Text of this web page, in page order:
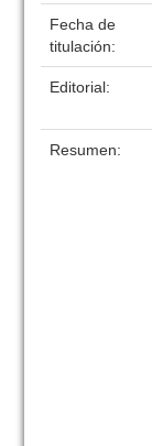
Fecha de
titulación:
Editorial:
Resumen: